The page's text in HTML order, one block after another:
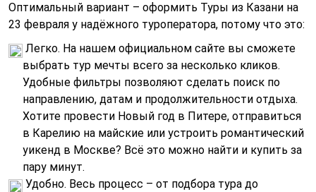
Оптимальный вариант – оформить Туры из Казани на
23 февраля у надёжного туроператора, потому что это:
Легко. На нашем официальном сайте вы сможете
выбрать тур мечты всего за несколько кликов.
Удобные фильтры позволяют сделать поиск по
направлению, датам и продолжительности отдыха.
Хотите провести Новый год в Питере, отправиться
в Карелию на майские или устроить романтический
уикенд в Москве? Всё это можно найти и купить за
пару минут.
Удобно. Весь процесс – от подбора тура до